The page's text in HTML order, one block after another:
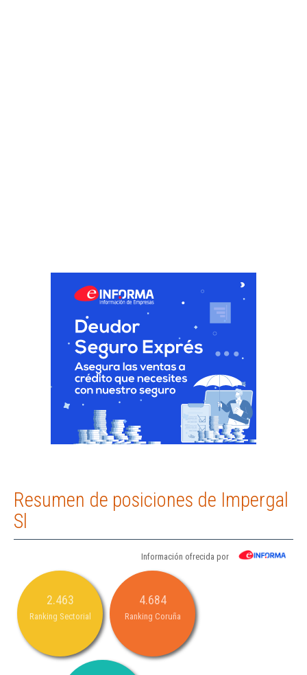
Resumen de posiciones de Impergal
Sl
Información ofrecida por
2.463
Ranking Sectorial
4.684
Ranking Coruña